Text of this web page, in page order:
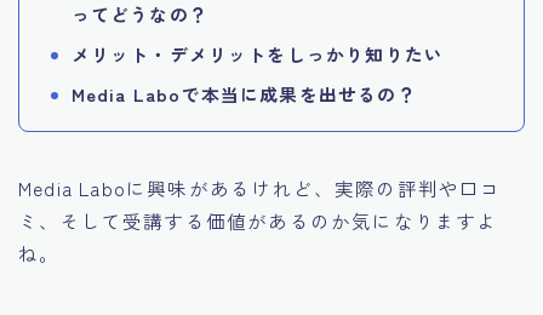
ってどうなの？
メリット・デメリットをしっかり知りたい
Media Laboで本当に成果を出せるの？
Media Laboに興味があるけれど、実際の評判や口コ
ミ、そして受講する価値があるのか気になりますよ
ね。